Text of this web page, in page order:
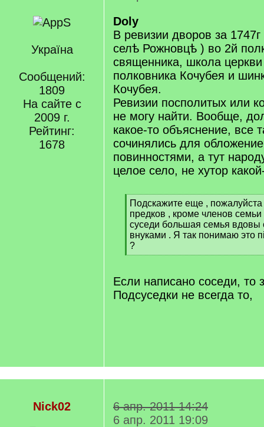
Україна
Сообщений:
1809
На сайте с
2009 г.
Рейтинг:
1678
Doly
В ревизии дворов за
селѣ Рожновцѣ ) во 2й
священника, школа
полковника Кочубея и
Кочубея.
Ревизии посполитых или
не могу найти. Вообще,
какое-то объяснение, все
сочинялись для
повинностями, а тут
целое село, не хутор
[
q
]
Подскажите еще ,
предков , кроме членов
суседи большая семья вдовы
внуками . Я так понимаю это
?
[
q
]
Если написано соседи, то
Подсуседки не всегда то,
Nick02
6 апр. 2011 14:24
6 апр. 2011 19:09